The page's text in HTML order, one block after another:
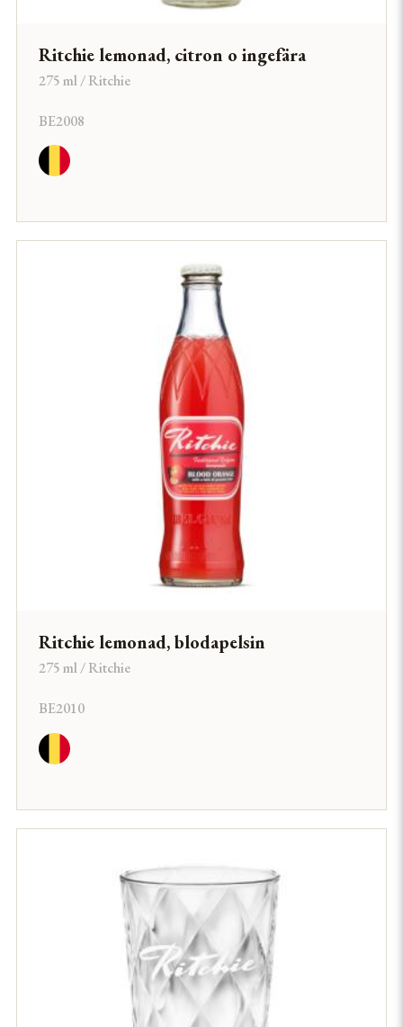
Ritchie lemonad, citron o ingefära
275 ml / Ritchie
BE2008
Ritchie lemonad, blodapelsin
275 ml / Ritchie
BE2010